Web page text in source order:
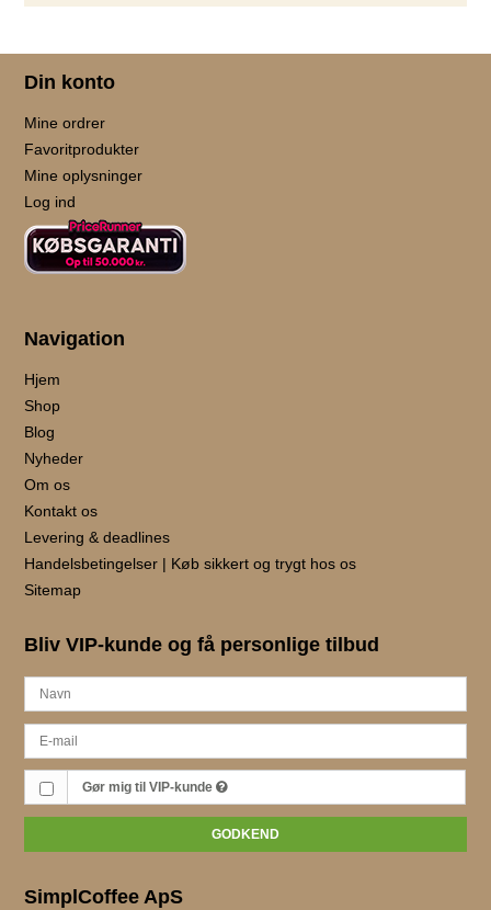
Din konto
Mine ordrer
Favoritprodukter
Mine oplysninger
Log ind
Navigation
Hjem
Shop
Blog
Nyheder
Om os
Kontakt os
Levering & deadlines
Handelsbetingelser | Køb sikkert og trygt hos os
Sitemap
Bliv VIP-kunde og få personlige tilbud
Gør mig til VIP-kunde
GODKEND
SimplCoffee ApS